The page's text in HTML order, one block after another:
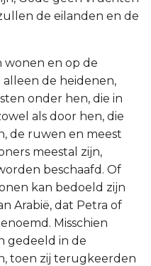
de eilanden en de
wonen en op de
de heidenen,
onder hen, die in
als door hen, die
de ruwen en meest
meestal zijn,
beschaafd. Of
kan bedoeld zijn
Arabië, dat Petra of
Misschien
gedeeld in de
toen zij terugkeerden